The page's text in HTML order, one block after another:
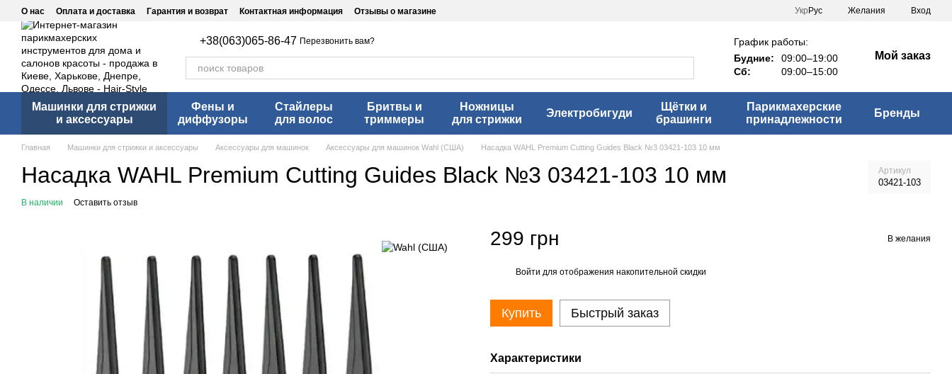
Перейти к основному контенту
О нас Оплата и доставка Гарантия и возврат Контактная информация Отзывы о магазине Укр Рус Желания Вход
+38(063)065-86-47 Перезвонить вам?
График работы:
Будние:
09:00–19:00
Сб:
09:00–15:00
Мой заказ
Машинки для стрижки
и аксессуары
Фены и
диффузоры
Стайлеры
для волос
Бритвы и
триммеры
Ножницы
для стрижки
Электробигуди
Щётки и
брашинги
Парикмахерские
принадлежности
Бренды
Главная Машинки для стрижки и аксессуары Аксессуары для машинок Аксессуары для машинок Wahl (США) Насадка WAHL Premium Cutting Guides Black №3 03421-103 10 мм
Насадка WAHL Premium Cutting Guides Black №3 03421-103 10 мм Артикул
03421-103
В наличии Оставить отзыв
299 грн В желания
Войти для отображения накопительной скидки
Купить Быстрый заказ
Характеристики